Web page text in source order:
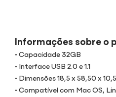
Informações sobre o
• Capacidade 32GB
• Interface USB 2.0 e 1.1
• Dimensões 18,5 x 58,50 x
• Compatível com Mac OS,